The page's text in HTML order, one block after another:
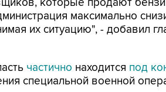
максимально
их ситуацию", - добавил
частично находится под
специальной военной